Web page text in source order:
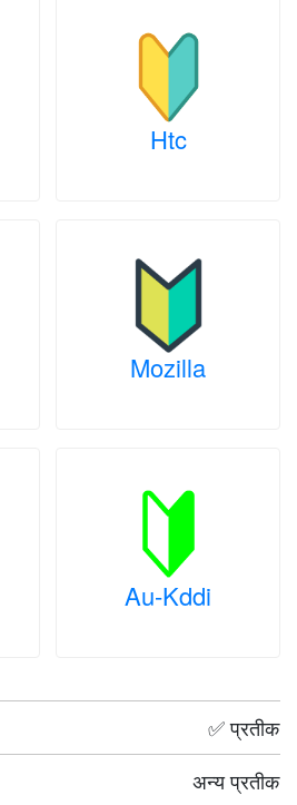
Htc
Mozilla
Au-Kddi
✅ प्रतीक
अन्य प्रतीक